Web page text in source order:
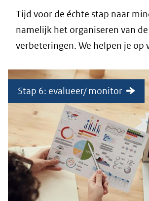
Tijd voor de échte stap naar
namelijk het organiseren van de
verbeteringen. We helpen je op
Stap 6: evalueer/ monitor